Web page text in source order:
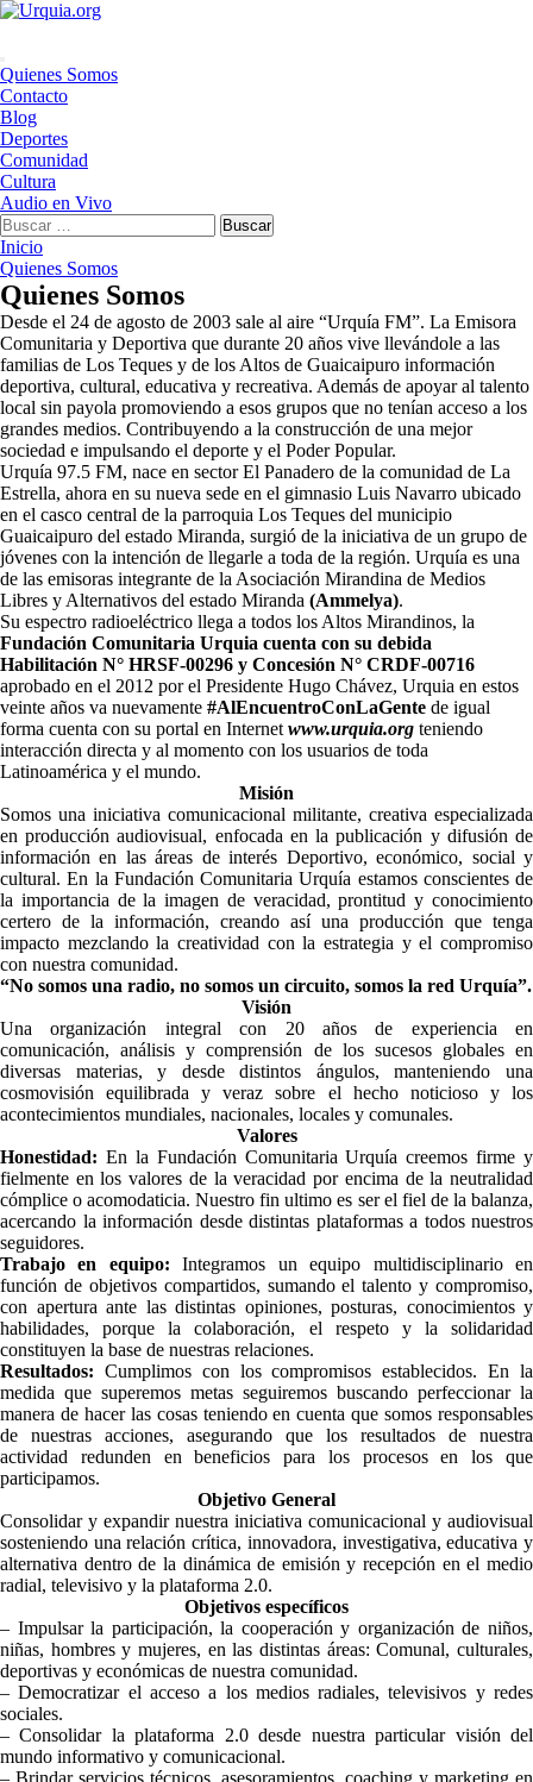
Saltar
Menú
principal
Quienes Somos
Contacto
Blog
Deportes
Comunidad
Cultura
Audio en Vivo
Buscar:
Inicio
Quienes Somos
Quienes Somos
Desde el 24 de agosto de 2003 sale al aire “Urquía FM”. La Emisora
Comunitaria y Deportiva que durante 20 años vive llevándole a las
familias de Los Teques y de los Altos de Guaicaipuro información
deportiva, cultural, educativa y recreativa. Además de apoyar al talento
local sin payola promoviendo a esos grupos que no tenían acceso a los
grandes medios. Contribuyendo a la construcción de una mejor
sociedad e impulsando el deporte y el Poder Popular.
Urquía 97.5 FM, nace en sector El Panadero de la comunidad de La
Estrella, ahora en su nueva sede en el gimnasio Luis Navarro ubicado
en el casco central de la parroquia Los Teques del municipio
Guaicaipuro del estado Miranda, surgió de la iniciativa de un grupo de
jóvenes con la intención de llegarle a toda de la región. Urquía es una
de las emisoras integrante de la Asociación Mirandina de Medios
Libres y Alternativos del estado Miranda (Ammelya).
Su espectro radioeléctrico llega a todos los Altos Mirandinos, la
Fundación Comunitaria Urquia cuenta con su debida
Habilitación N° HRSF-00296 y Concesión N° CRDF-00716
aprobado en el 2012 por el Presidente Hugo Chávez, Urquia en estos
veinte años va nuevamente #AlEncuentroConLaGente de igual
forma cuenta con su portal en Internet www.urquia.org teniendo
interacción directa y al momento con los usuarios de toda
Latinoamérica y el mundo.
Misión
Somos una iniciativa comunicacional militante, creativa especializada
en producción audiovisual, enfocada en la publicación y difusión de
información en las áreas de interés Deportivo, económico, social y
cultural. En la Fundación Comunitaria Urquía estamos conscientes de
la importancia de la imagen de veracidad, prontitud y conocimiento
certero de la información, creando así una producción que tenga
impacto mezclando la creatividad con la estrategia y el compromiso
con nuestra comunidad.
“No somos una radio, no somos un circuito, somos la red Urquía”.
Visión
Unaorganización integral con 20 años de experiencia en
comunicación, análisis y comprensión de los sucesos globales en
diversas materias, y desde distintos ángulos, manteniendo una
cosmovisión equilibrada y veraz sobre el hecho noticioso y los
acontecimientos mundiales, nacionales, locales y comunales.
Valores
Honestidad: En la Fundación Comunitaria Urquía creemos firme y
fielmente en los valores de la veracidad por encima de la neutralidad
cómplice o acomodaticia. Nuestro fin ultimo es ser el fiel de la balanza,
acercando la información desde distintas plataformas a todos nuestros
seguidores.
Trabajo en equipo: Integramos un equipo multidisciplinario en
función de objetivos compartidos, sumando el talento y compromiso,
con apertura ante las distintas opiniones, posturas, conocimientos y
habilidades, porque la colaboración, el respeto y la solidaridad
constituyen la base de nuestras relaciones.
Resultados: Cumplimos con los compromisos establecidos. En la
medida que superemos metas seguiremos buscando perfeccionar la
manera de hacer las cosas teniendo en cuenta que somos responsables
de nuestras acciones, asegurando que los resultados de nuestra
actividad redunden en beneficios para los procesos en los que
participamos.
Objetivo General
Consolidar y expandir nuestra iniciativa comunicacional y audiovisual
sosteniendo una relación crítica, innovadora, investigativa, educativa y
alternativa dentro de la dinámica de emisión y recepción en el medio
radial, televisivo y la plataforma 2.0.
Objetivos específicos
– Impulsar la participación, la cooperación y organización de niños,
niñas, hombres y mujeres, en las distintas áreas: Comunal, culturales,
deportivas y económicas de nuestra comunidad.
– Democratizar el acceso a los medios radiales, televisivos y redes
sociales.
– Consolidar la plataforma 2.0 desde nuestra particular visión del
mundo informativo y comunicacional.
– Brindar servicios técnicos, asesoramientos, coaching y marketing en